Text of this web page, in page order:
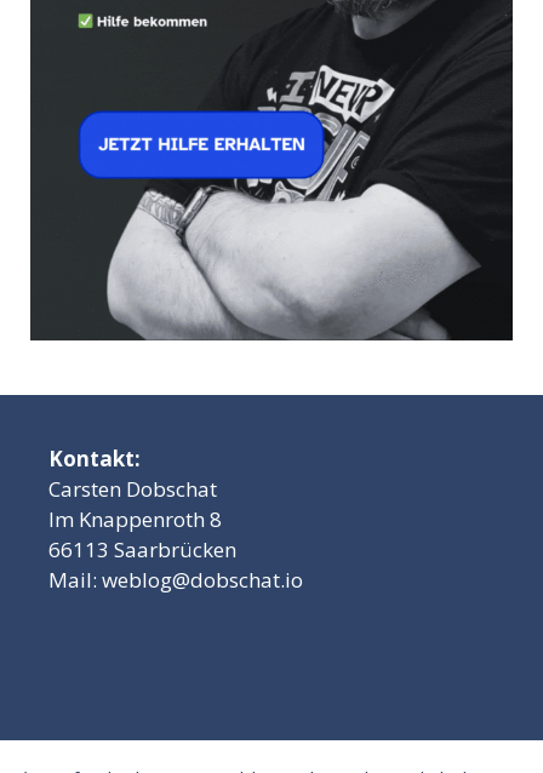
Kontakt:
Carsten Dobschat
Im Knappenroth 8
66113 Saarbrücken
Mail: weblog@dobschat.io